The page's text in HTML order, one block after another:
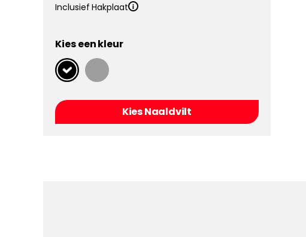
Inclusief Hakplaat
Kies een kleur
Kies Naaldvilt